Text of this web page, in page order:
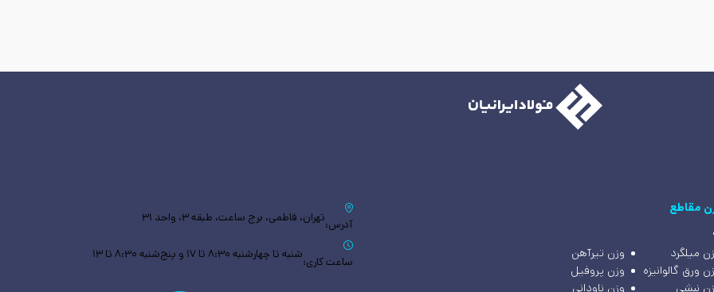
مقاطع
میلگرد
وزن تیرآهن
ورق گالوانیزه
وزن پروفیل
نبشی
وزن ناودانی
آدرس:تهران، فاطمی، برج ساعت، طبقه ۳، واحد ۳۱
ساعت کاری:شنبه تا چهارشنبه ۸:۳۰ تا ۱۷ و پنج‌شنبه ۸:۳۰ تا ۱۳